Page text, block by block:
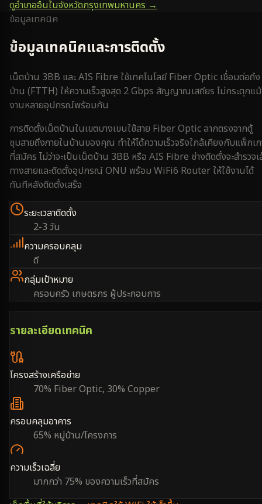
ดูอำเภออื่นในจังหวัดกรุงเทพมหานคร →
ข้อมูลเทคนิค
ข้อมูลเทคนิคและการติดตั้ง
เน็ตบ้าน 3BB และ AIS Fibre ใช้เทคโนโลยี Fiber Optic เชื่อมต่อถึง
บ้าน (FTTH) ให้ความเร็วสูงสุด 2 Gbps สัญญาณเสถียร ไม่กระตุกแ
งานหลายอุปกรณ์พร้อมกัน
การติดตั้งเน็ตบ้านในเขตบางเขนใช้สาย Fiber Optic ลากตรงจากตู้
ชุมสายถึงภายในบ้านของคุณ ทำให้ได้ความเร็วจริงใกล้เคียงกับแพ็กเ
ที่สมัคร ไม่ว่าจะเป็นเน็ตบ้าน 3BB หรือ AIS Fibre ช่างติดตั้งจะสำรวจ
ทางสายและติดตั้งอุปกรณ์ ONU พร้อม WiFi6 Router ให้ใช้งานได้
ทันทีหลังติดตั้งเสร็จ
ระยะเวลาติดตั้ง
2-3 วัน
ความครอบคลุม
ดี
กลุ่มเป้าหมาย
ครอบครัว เกษตรกร ผู้ประกอบการ
รายละเอียดเทคนิค
โครงสร้างเครือข่าย
70% Fiber Optic, 30% Copper
ครอบคลุมอาคาร
65% หมู่บ้าน/โครงการ
ความเร็วเฉลี่ย
มากกว่า 75% ของความเร็วที่สมัคร